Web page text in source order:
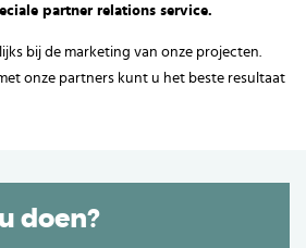
partner relations service.
bij de marketing van onze projecten.
onze partners kunt u het beste resultaat
doen?